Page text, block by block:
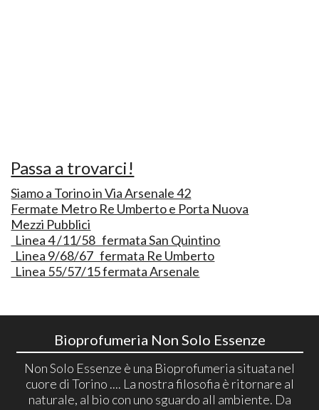
Passa a trovarci!
Siamo a Torino in Via Arsenale 42
Fermate Metro Re Umberto e Porta Nuova
Mezzi Pubblici
Linea 4 /11/58 fermata San Quintino
Linea 9/68/67 fermata Re Umberto
Linea 55/57/15 fermata Arsenale
Bioprofumeria Non Solo Essenze
Non Solo Essenze è una Bioprofumeria situata nel
cuore di Torino .... La nostra filosofia è ritornare al
naturale, al bio con uno sguardo all ambiente. Da